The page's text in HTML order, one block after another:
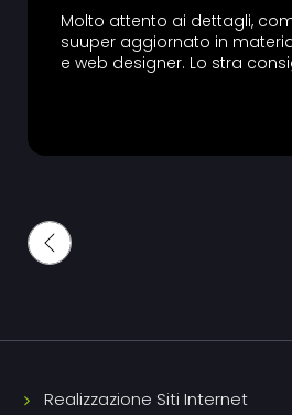
Molto attento ai dettagli,
suuper aggiornato in
e web designer. Lo stra
Realizzazione Siti Internet